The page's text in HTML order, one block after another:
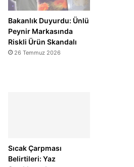
Bakanlık Duyurdu: Ünlü
Peynir Markasında
Riskli Ürün Skandalı
26 Temmuz 2026
Sıcak Çarpması
Belirtileri: Yaz